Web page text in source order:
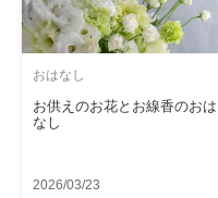
おはなし
お供えのお花とお線香のおは
なし
2026/03/23